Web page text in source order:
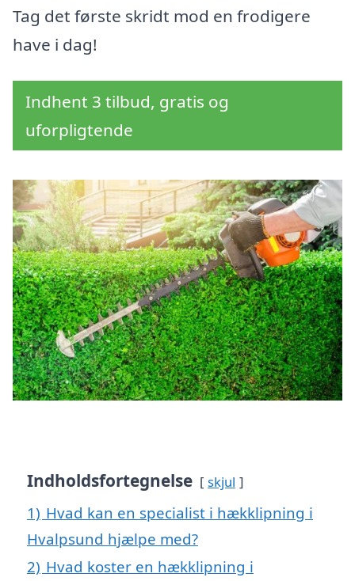
Tag det første skridt mod en frodigere
have i dag!
Indhent 3 tilbud, gratis og
uforpligtende
Indholdsfortegnelse skjul
1) Hvad kan en specialist i hækklipning i
Hvalpsund hjælpe med?
2) Hvad koster en hækklipning i